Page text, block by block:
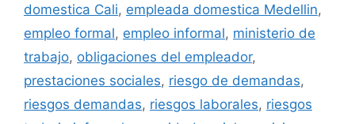
domestica Cali, empleada domestica Medellin,
empleo formal, empleo informal, ministerio de
trabajo, obligaciones del empleador,
prestaciones sociales, riesgo de demandas,
riesgos demandas, riesgos laborales, riesgos